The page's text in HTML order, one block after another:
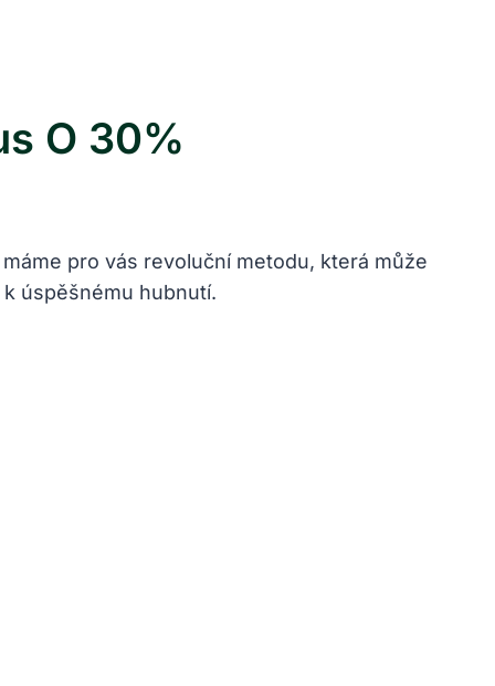
O 30%
pro vás revoluční metodu, která může
úspěšnému hubnutí.